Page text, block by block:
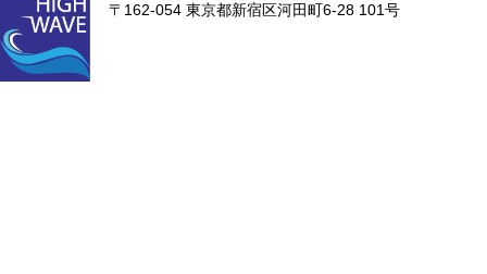
〒162-054 東京都新宿区河田町6-28 101号